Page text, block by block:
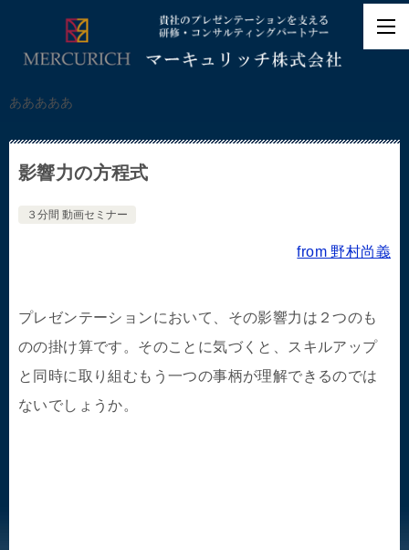
あああああ
影響力の方程式
３分間 動画セミナー
from 野村尚義
プレゼンテーションにおいて、その影響力は２つのも
のの掛け算です。そのことに気づくと、スキルアップ
と同時に取り組むもう一つの事柄が理解できるのでは
ないでしょうか。